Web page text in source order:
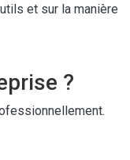
et sur la manière
?